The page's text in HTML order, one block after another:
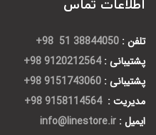
اطلاعات تماس
تلفن : 38844050 51 98+
پشتیبانی : 9120212564 98+
پشتیبانی : 9151743060 98+
مدیریت : 9158114564 98+
ایمیل : info@linestore.ir